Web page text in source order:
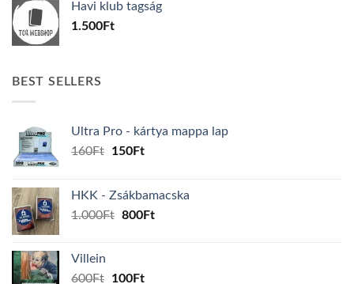
600Ft.100Ft.
Havi klub tagság
1.500Ft
BEST SELLERS
Ultra Pro - kártya mappa lap
160Ft
Original
160Ft.
150FtCurrent
150Ft.
HKK - Zsákbamacska
1.000Ft Original
800FtCurrent
Villein
600Ft
Original
100FtCurrent